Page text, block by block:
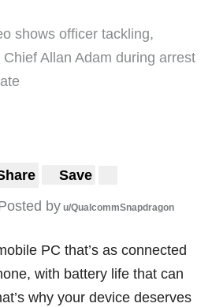
shows officer tackling,
Allan Adam during arrest
Save
by u/QualcommSnapdragon
PC that’s as connected
with battery life that can
why your device deserves